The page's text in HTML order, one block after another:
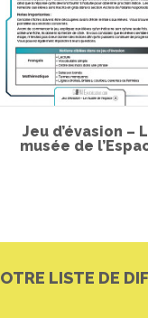
Jeu d’évasion –
musée de
LISTE DE